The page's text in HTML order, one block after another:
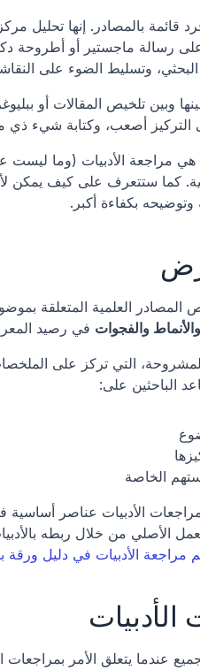
وتسليط الضوء على
التركيز أصعب، وكتابة شيء
كما ستتعرف على كيف يمكن
بكفاءة أكبر.
والفجوات في رصيد
الباحثين على:
الخاصة
مراجعات الأدبيات عناصر أساسية
مراجعة الأدبيات في دليل ورقة
الأدبيات